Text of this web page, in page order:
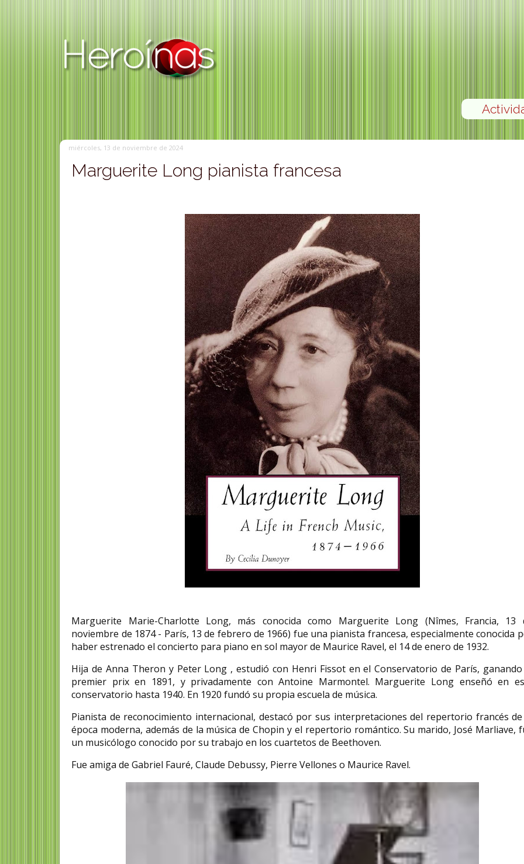
miércoles, 13 de noviembre de 2024
Marguerite Long pianista francesa
Marguerite Marie-Charlotte Long, más conocida como Marguerite Long (Nîmes, Francia, 13
noviembre de 1874 - París, 13 de febrero de 1966) fue una pianista francesa, especialmente conocida
haber estrenado el concierto para piano en sol mayor de Maurice Ravel, el 14 de enero de 1932.
Hija de Anna Theron y Peter Long , estudió con Henri Fissot en el Conservatorio de París,
premier prix en 1891, y privadamente con Antoine Marmontel. Marguerite Long enseñó en
conservatorio hasta 1940. En 1920 fundó su propia escuela de música.
Pianista de reconocimiento internacional, destacó por sus interpretaciones del repertorio francés
época moderna, además de la música de Chopin y el repertorio romántico. Su marido, José Marliave,
un musicólogo conocido por su trabajo en los cuartetos de Beethoven.
Fue amiga de Gabriel Fauré, Claude Debussy, Pierre Vellones o Maurice Ravel.
Celia Viñas Olivella (Lérida, 16 de
junio de 1915 - Almería, 21 de junio
de 1954) fue una autora...
Debrah fundadora de Ella
Rosamund Adoo-Kissi-Debrah es
una activista británica, educadora y
defensora de la salud...
Ana Guil Bozal es
Escuela
del Departamento